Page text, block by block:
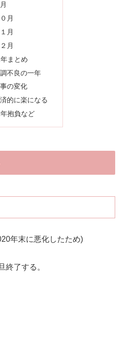
月
月
月
まとめ
不良の一年
の変化
的に楽になる
抱負など
年末に悪化したため)
終了する。